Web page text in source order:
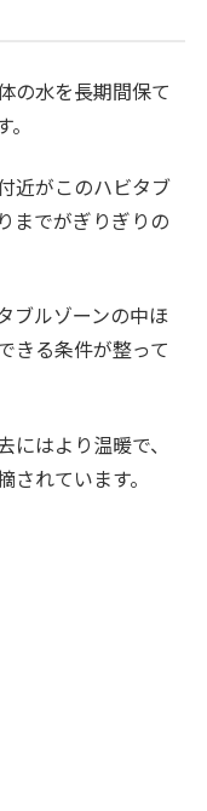
の水を長期間保て
近がこのハビタブ
までがぎりぎりの
ブルゾーンの中ほ
きる条件が整って
はより温暖で、
れています。